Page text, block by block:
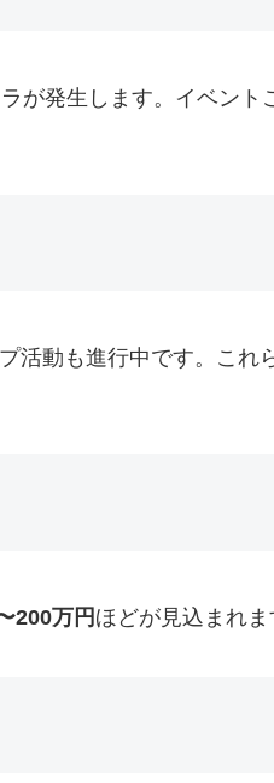
が発生します。イベント
活動も進行中です。これ
200万円ほどが見込まれま